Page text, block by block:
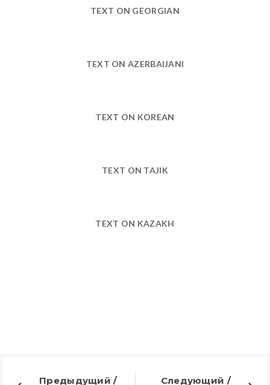
TEXT ON GEORGIAN
TEXT ON AZERBAIJANI
TEXT ON KOREAN
TEXT ON TAJIK
TEXT ON KAZAKH
Предыдущий / Следующий /